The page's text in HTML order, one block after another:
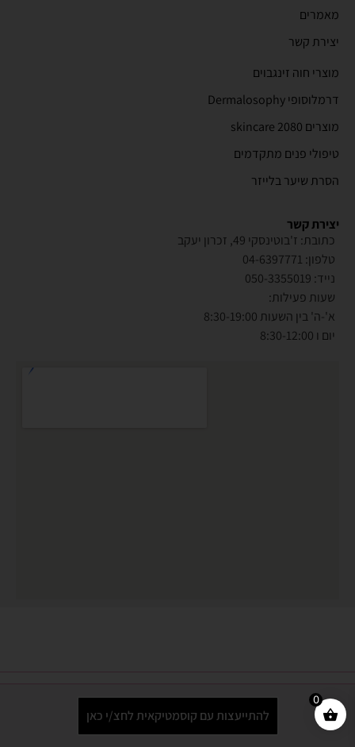
יצירת קשר
כתובת: ז'בוטינסקי 49, זכרון יעקב
טלפון: 04-6397771
נייד: 050-3355019
שעות פעילות:
א'-ה' בין השעות 8:30-19:00
יום ו 8:30-12:00
מאמרים
יצירת קשר
מוצרי חוה זינגבוים
דרמלוסופי Dermalosophy
מוצרים 2080 skincare
טיפולי פנים מתקדמים
הסרת שיער בלייזר
להתייעצות עם קוסמטיקאית לחצ/י כאןכל הזכויות שמורות © 2024 קרן ניחוחות
0